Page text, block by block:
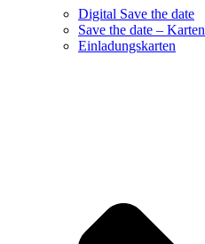
Digital Save the date
Save the date – Karten
Einladungskarten